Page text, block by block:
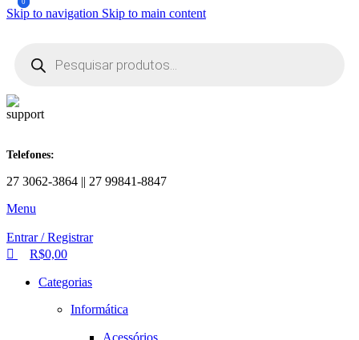
Skip to navigation Skip to main content
Telefones:
27 3062-3864 || 27 99841-8847
Menu
Entrar / Registrar
0
R$0,00
Categorias
Informática
Acessórios
0